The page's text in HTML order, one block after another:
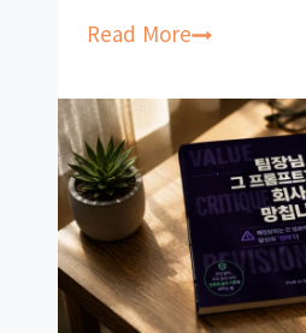
함)
Read More똑
한
AI
답
변
을
만
드